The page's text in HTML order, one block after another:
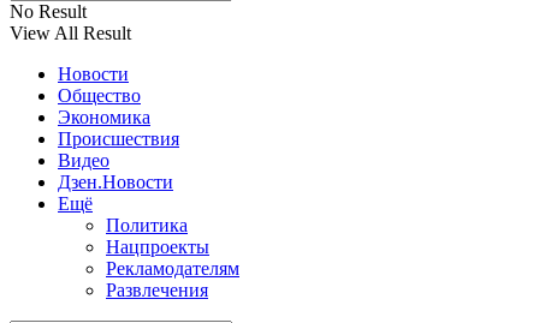
No Result
View All Result
Новости
Общество
Экономика
Происшествия
Видео
Дзен.Новости
Ещё
Политика
Нацпроекты
Рекламодателям
Развлечения